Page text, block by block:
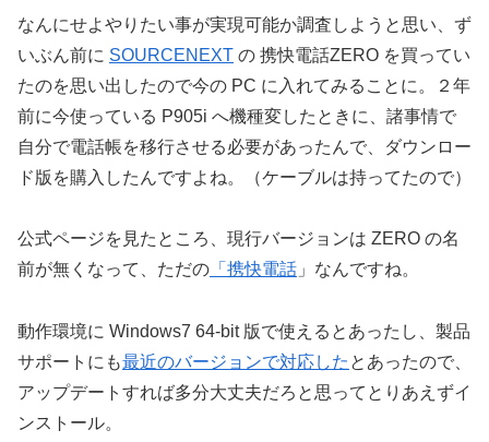
なんにせよやりたい事が実現可能か調査しようと思い、ず
いぶん前に SOURCENEXT の 携快電話ZERO を買ってい
たのを思い出したので今の PC に入れてみることに。２年
前に今使っている P905i へ機種変したときに、諸事情で
自分で電話帳を移行させる必要があったんで、ダウンロー
ド版を購入したんですよね。（ケーブルは持ってたので）
公式ページを見たところ、現行バージョンは ZERO の名
前が無くなって、ただの 「携快電話 」なんですね。
動作環境に Windows7 64-bit 版で使えるとあったし、製品
サポートにも最近のバージョンで対応した とあったので、
アップデートすれば多分大丈夫だろと思ってとりあえずイ
ンストール。